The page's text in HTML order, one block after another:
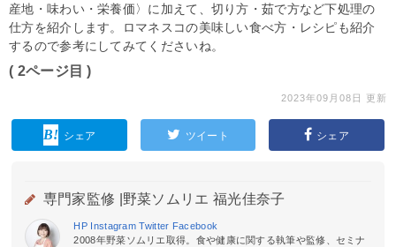
産地・味わい・栄養価〉に加えて、切り方・茹で方など下処理の
仕方を紹介します。ロマネスコの美味しい食べ方・レシピも紹介
するので参考にしてみてくださいね。
( 2ページ目 )
2023年09月08日 更新
シェア ツイート シェア
専門家監修 | 野菜ソムリエ 福光佳奈子
HP Instagram Twitter Facebook
2008年野菜ソムリエ取得。食や健康に関する執筆や監修、セミナ